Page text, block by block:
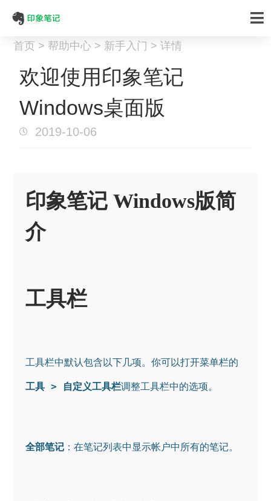
首页 > 帮助中心 > 新手入门 > 详情
欢迎使用印象笔记
Windows桌面版
2019-10-06
印象笔记 Windows版简
介
工具栏
工具栏中默认包含以下几项。你可以打开菜单栏的
工具 > 自定义工具栏调整工具栏中的选项。
全部笔记 ：在笔记列表中显示帐户中所有的笔记。